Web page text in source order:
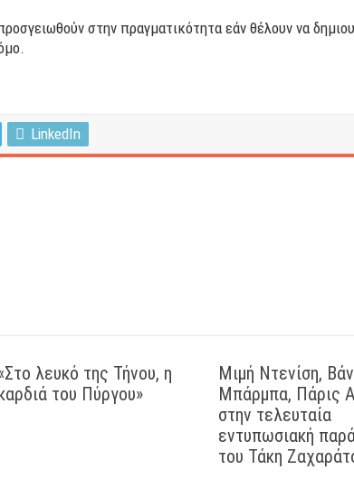
στην πραγματικότητα εάν θέλουν να
LinkedIn
λευκό της Τήνου, η
του Πύργου»
Μιμή Ντενίση,
Μπάρμπα, Πάρις
στην τελευταία
εντυπωσιακή
του Τάκη